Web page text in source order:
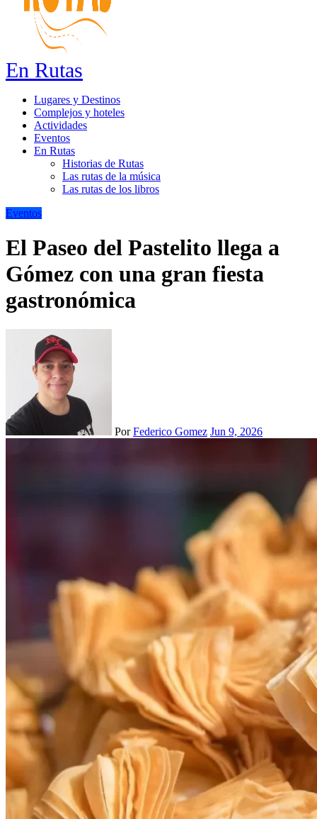
En Rutas
Lugares y Destinos
Complejos y hoteles
Actividades
Eventos
En Rutas
Historias de Rutas
Las rutas de la música
Las rutas de los libros
Eventos
El Paseo del Pastelito llega a
Gómez con una gran fiesta
gastronómica
PorFederico Gomez Jun 9, 2026